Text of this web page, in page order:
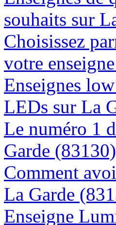
souhaits sur
Choisissez
votre
Enseignes
LEDs sur La
Le numéro 1
Garde (83130)
Comment
La Garde
Enseigne